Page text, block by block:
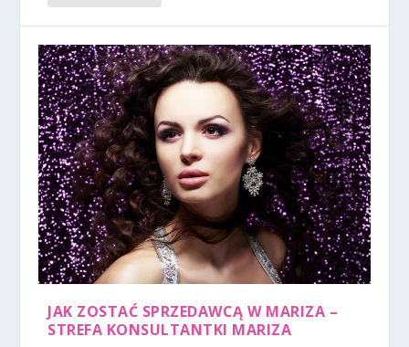
JAK ZOSTAĆ SPRZEDAWCĄ W MARIZA –
STREFA KONSULTANTKI MARIZA